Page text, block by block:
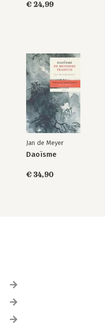
€ 24,99
Jan de Meyer
Daoïsme
€ 34,90